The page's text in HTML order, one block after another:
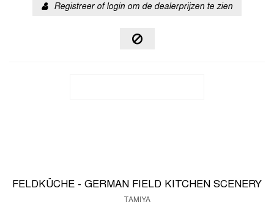
Registreer of login om de dealerprijzen te zien
FELDKÜCHE - GERMAN FIELD KITCHEN SCENERY
TAMIYA